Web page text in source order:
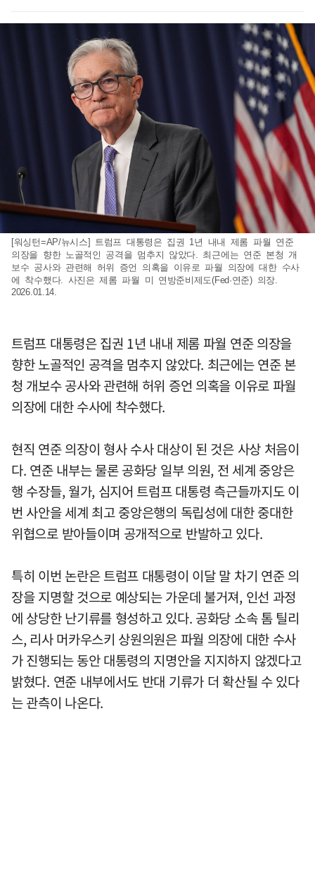
[워싱턴=AP/뉴시스] 트럼프 대통령은 집권 1년 내내 제롬 파월 연준
의장을 향한 노골적인 공격을 멈추지 않았다. 최근에는 연준 본청 개
보수 공사와 관련해 허위 증언 의혹을 이유로 파월 의장에 대한 수사
에 착수했다. 사진은 제롬 파월 미 연방준비제도(Fed·연준) 의장.
2026.01.14.
트럼프 대통령은 집권 1년 내내 제롬 파월 연준 의장을
향한 노골적인 공격을 멈추지 않았다. 최근에는 연준 본
청 개보수 공사와 관련해 허위 증언 의혹을 이유로 파월
의장에 대한 수사에 착수했다.
현직 연준 의장이 형사 수사 대상이 된 것은 사상 처음이
다. 연준 내부는 물론 공화당 일부 의원, 전 세계 중앙은
행 수장들, 월가, 심지어 트럼프 대통령 측근들까지도 이
번 사안을 세계 최고 중앙은행의 독립성에 대한 중대한
위협으로 받아들이며 공개적으로 반발하고 있다.
특히 이번 논란은 트럼프 대통령이 이달 말 차기 연준 의
장을 지명할 것으로 예상되는 가운데 불거져, 인선 과정
에 상당한 난기류를 형성하고 있다. 공화당 소속 톰 틸리
스, 리사 머카우스키 상원의원은 파월 의장에 대한 수사
가 진행되는 동안 대통령의 지명안을 지지하지 않겠다고
밝혔다. 연준 내부에서도 반대 기류가 더 확산될 수 있다
는 관측이 나온다.